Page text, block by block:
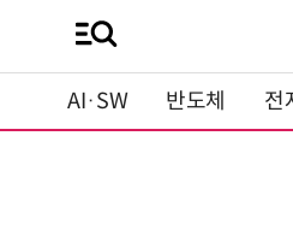
AI·SW 반도체 전